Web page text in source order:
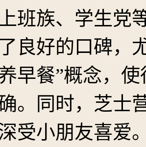
班族、学生党
良好的口碑，
早餐”概念，
。同时，芝士
受小朋友喜爱